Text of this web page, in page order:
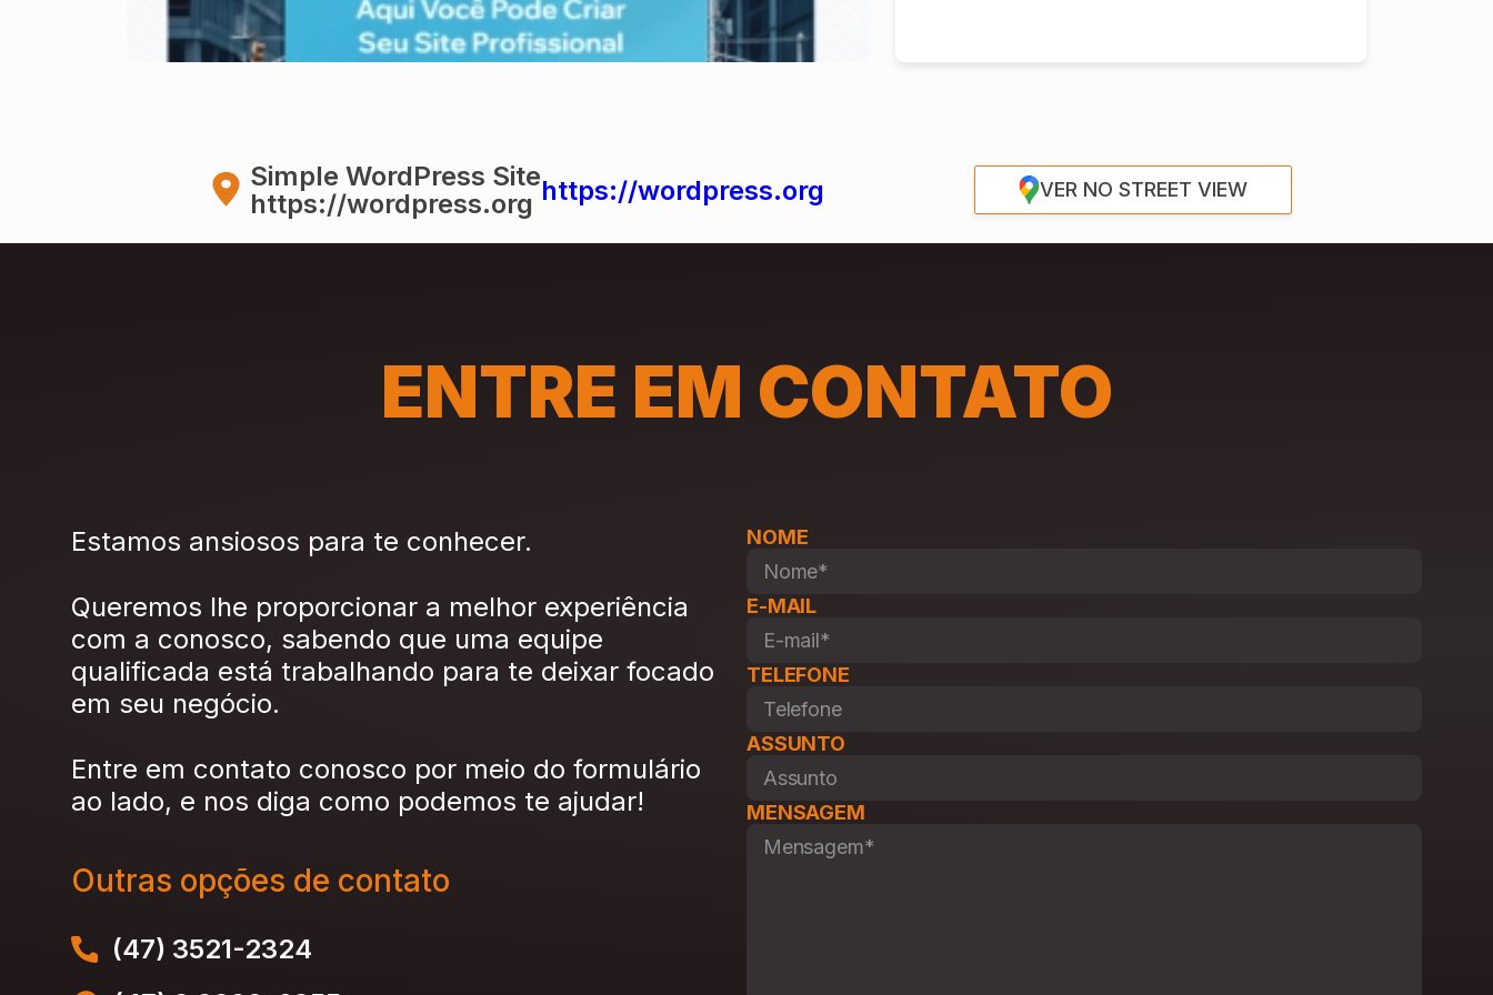
Simple WordPress Site
https://wordpress.org https://wordpress.org VER NO STREET VIEW
ENTRE EM CONTATO
Estamos ansiosos para te conhecer.
Queremos lhe proporcionar a melhor experiência
com a conosco, sabendo que uma equipe
qualificada está trabalhando para te deixar focado
em seu negócio.
Entre em contato conosco por meio do formulário
ao lado, e nos diga como podemos te ajudar!
Outras opções de contato
(47) 3521-2324
NOME
E-MAIL
TELEFONE
ASSUNTO
MENSAGEM